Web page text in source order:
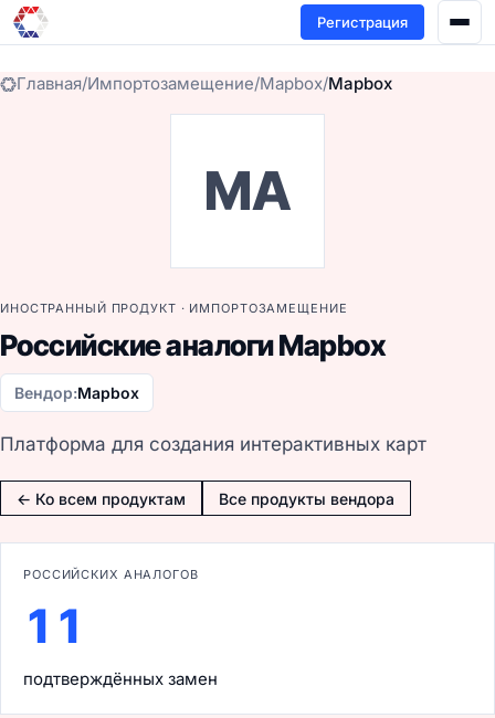
Регистрация
Главная/Импортозамещение/Mapbox/Mapbox
MA
ИНОСТРАННЫЙ ПРОДУКТ · ИМПОРТОЗАМЕЩЕНИЕ
Российские аналоги Mapbox
Вендор:Mapbox
Платформа для создания интерактивных карт
← Ко всем продуктам Все продукты вендора
РОССИЙСКИХ АНАЛОГОВ
11
подтверждённых замен